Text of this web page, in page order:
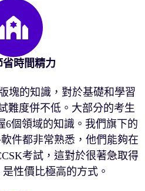
省時間精力
塊的知識，對於基礎和學習
難度併不低。大部分的考生
6個領域的知識。我們旗下的
件都非常熟悉，他們能夠在
考試，這對於很著急取得
性價比極高的方式。